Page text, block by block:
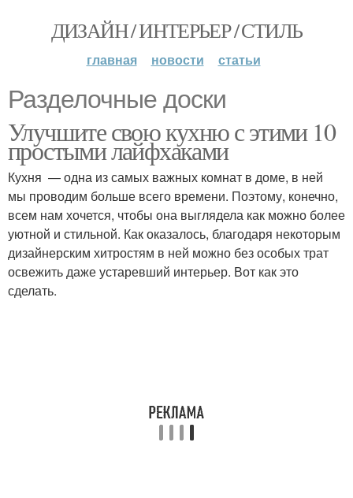
ДИЗАЙН / ИНТЕРЬЕР / СТИЛЬ
главная новости статьи
Разделочные доски
Улучшите свою кухню с этими 10
простыми лайфхаками
Кухня — одна из самых важных комнат в доме, в ней
мы проводим больше всего времени. Поэтому, конечно,
всем нам хочется, чтобы она выглядела как можно более
уютной и стильной. Как оказалось, благодаря некоторым
дизайнерским хитростям в ней можно без особых трат
освежить даже устаревший интерьер. Вот как это
сделать.